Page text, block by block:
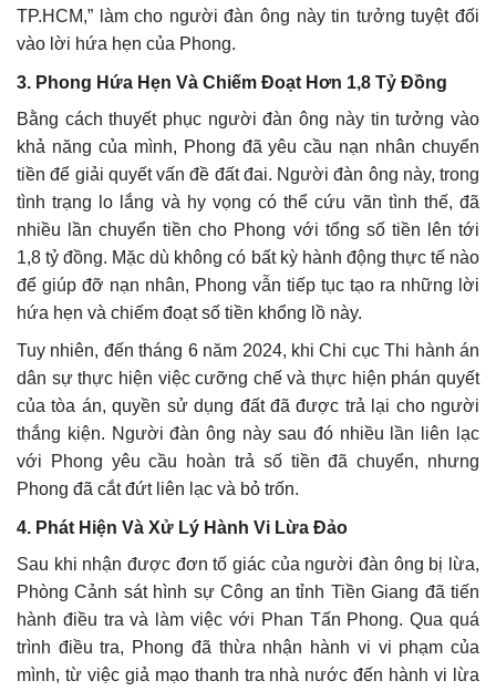
TP.HCM,” làm cho người đàn ông này tin tưởng tuyệt đối
vào lời hứa hẹn của Phong.
3. Phong Hứa Hẹn Và Chiếm Đoạt Hơn 1,8 Tỷ Đồng
Bằng cách thuyết phục người đàn ông này tin tưởng vào
khả năng của mình, Phong đã yêu cầu nạn nhân chuyển
tiền để giải quyết vấn đề đất đai. Người đàn ông này, trong
tình trạng lo lắng và hy vọng có thể cứu vãn tình thế, đã
nhiều lần chuyển tiền cho Phong với tổng số tiền lên tới
1,8 tỷ đồng. Mặc dù không có bất kỳ hành động thực tế nào
để giúp đỡ nạn nhân, Phong vẫn tiếp tục tạo ra những lời
hứa hẹn và chiếm đoạt số tiền khổng lồ này.
Tuy nhiên, đến tháng 6 năm 2024, khi Chi cục Thi hành án
dân sự thực hiện việc cưỡng chế và thực hiện phán quyết
của tòa án, quyền sử dụng đất đã được trả lại cho người
thắng kiện. Người đàn ông này sau đó nhiều lần liên lạc
với Phong yêu cầu hoàn trả số tiền đã chuyển, nhưng
Phong đã cắt đứt liên lạc và bỏ trốn.
4. Phát Hiện Và Xử Lý Hành Vi Lừa Đảo
Sau khi nhận được đơn tố giác của người đàn ông bị lừa,
Phòng Cảnh sát hình sự Công an tỉnh Tiền Giang đã tiến
hành điều tra và làm việc với Phan Tấn Phong. Qua quá
trình điều tra, Phong đã thừa nhận hành vi vi phạm của
mình, từ việc giả mạo thanh tra nhà nước đến hành vi lừa